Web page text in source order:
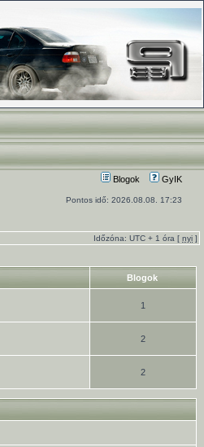
Blogok GyIK
Pontos idő: 2026.08.08. 17:23
Időzóna: UTC + 1 óra [ nyi ]
Blogok
1
2
2